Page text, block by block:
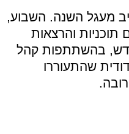
מעגל השנה. השבוע,
תוכניות והרצאות
בהשתתפות קהל
שהתעוררו